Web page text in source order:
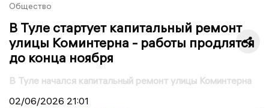
Общество
В Туле стартует капитальный ремонт
улицы Коминтерна - работы продлятся
до конца ноября
В Туле начался капитальный ремонт улицы Коминтерна
02/06/2026 21:01